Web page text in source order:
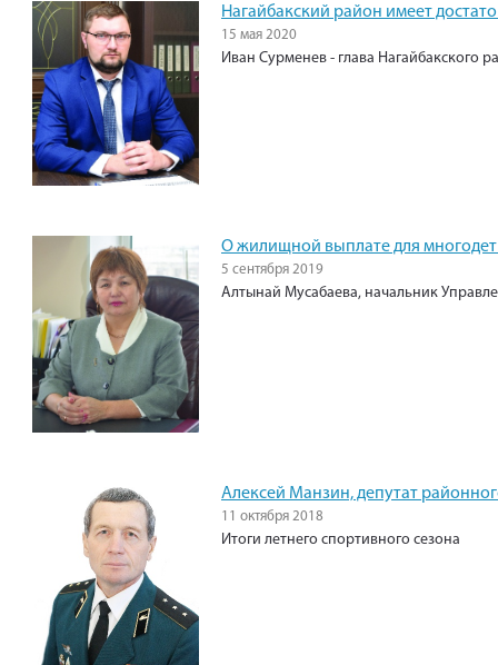
Нагайбакский район имеет
15 мая 2020
Иван Сурменев - глава Нагайбакского
О жилищной выплате для
5 сентября 2019
Алтынай Мусабаева, начальник
Алексей Манзин, депутат
11 октября 2018
Итоги летнего спортивного сезона